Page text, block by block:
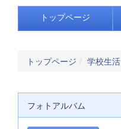
トップページ
トップページ 学校生活
フォトアルバム